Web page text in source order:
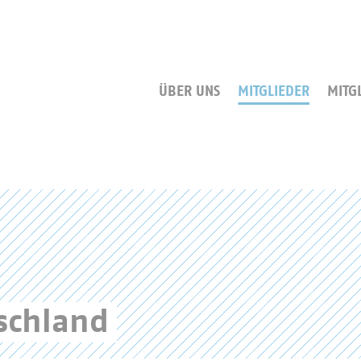
ÜBER UNS MITGLIEDER